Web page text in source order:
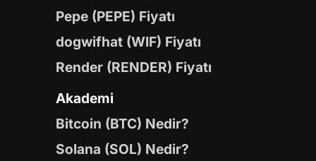
Pepe (PEPE) Fiyatı
dogwifhat (WIF) Fiyatı
Render (RENDER) Fiyatı
Akademi
Bitcoin (BTC) Nedir?
Solana (SOL) Nedir?